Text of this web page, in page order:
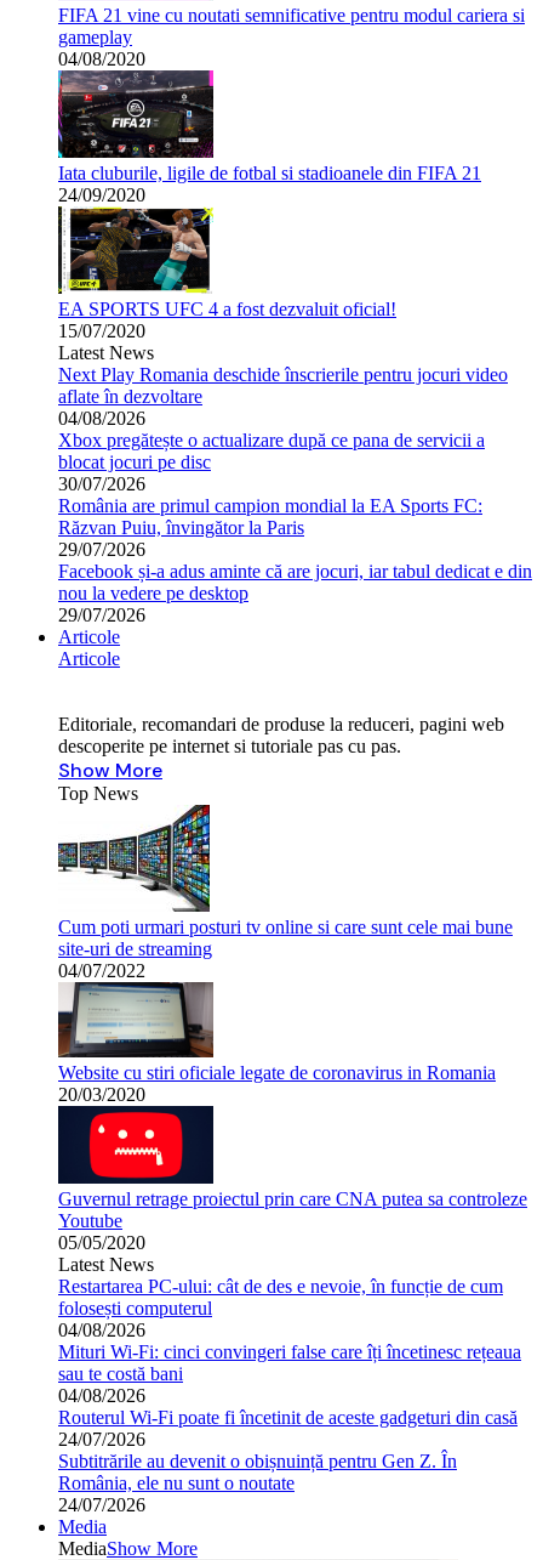
FIFA 21 vine cu noutati semnificative pentru modul cariera si
gameplay
04/08/2020
Iata cluburile, ligile de fotbal si stadioanele din FIFA 21
24/09/2020
EA SPORTS UFC 4 a fost dezvaluit oficial!
15/07/2020
Latest News
Next Play Romania deschide înscrierile pentru jocuri video
aflate în dezvoltare
04/08/2026
Xbox pregătește o actualizare după ce pana de servicii a
blocat jocuri pe disc
30/07/2026
România are primul campion mondial la EA Sports FC:
Răzvan Puiu, învingător la Paris
29/07/2026
Facebook și-a adus aminte că are jocuri, iar tabul dedicat e din
nou la vedere pe desktop
29/07/2026
Articole
Articole
Editoriale, recomandari de produse la reduceri, pagini web
descoperite pe internet si tutoriale pas cu pas.
Show More
Top News
Cum poti urmari posturi tv online si care sunt cele mai bune
site-uri de streaming
04/07/2022
Website cu stiri oficiale legate de coronavirus in Romania
20/03/2020
Guvernul retrage proiectul prin care CNA putea sa controleze
Youtube
05/05/2020
Latest News
Restartarea PC-ului: cât de des e nevoie, în funcție de cum
folosești computerul
04/08/2026
Mituri Wi-Fi: cinci convingeri false care îți încetinesc rețeaua
sau te costă bani
04/08/2026
Routerul Wi-Fi poate fi încetinit de aceste gadgeturi din casă
24/07/2026
Subtitrările au devenit o obișnuință pentru Gen Z. În
România, ele nu sunt o noutate
24/07/2026
Media
MediaShow More